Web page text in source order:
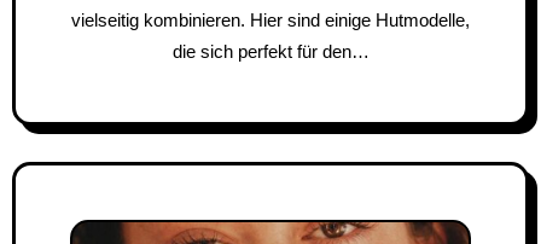
vielseitig kombinieren. Hier sind einige Hutmodelle,
die sich perfekt für den…